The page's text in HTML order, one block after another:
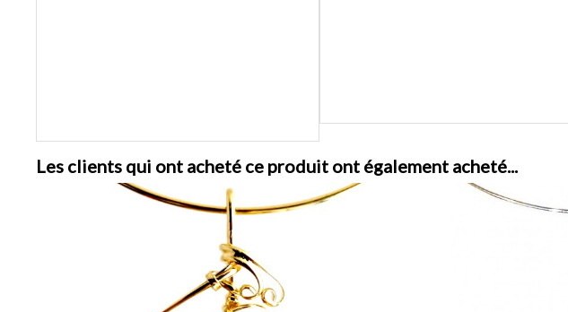
Les clients qui ont acheté ce produit ont également acheté...